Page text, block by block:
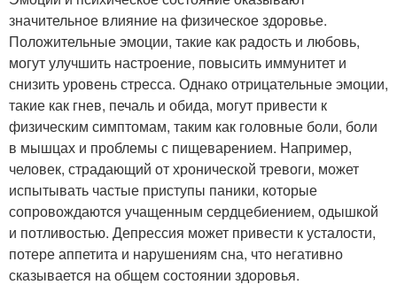
значительное влияние на физическое здоровье.
Положительные эмоции, такие как радость и любовь,
могут улучшить настроение, повысить иммунитет и
снизить уровень стресса. Однако отрицательные эмоции,
такие как гнев, печаль и обида, могут привести к
физическим симптомам, таким как головные боли, боли
в мышцах и проблемы с пищеварением. Например,
человек, страдающий от хронической тревоги, может
испытывать частые приступы паники, которые
сопровождаются учащенным сердцебиением, одышкой
и потливостью. Депрессия может привести к усталости,
потере аппетита и нарушениям сна, что негативно
сказывается на общем состоянии здоровья.